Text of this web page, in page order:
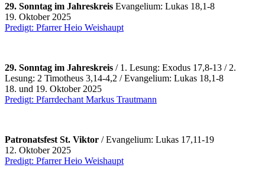
29. Sonntag im Jahreskreis Evangelium: Lukas 18,1-8
19. Oktober 2025
Predigt: Pfarrer Heio Weishaupt
29. Sonntag im Jahreskreis / 1. Lesung: Exodus 17,8-13 / 2.
Lesung: 2 Timotheus 3,14-4,2 / Evangelium: Lukas 18,1-8
18. und 19. Oktober 2025
Predigt: Pfarrdechant Markus Trautmann
Patronatsfest St. Viktor / Evangelium: Lukas 17,11-19
12. Oktober 2025
Predigt: Pfarrer Heio Weishaupt